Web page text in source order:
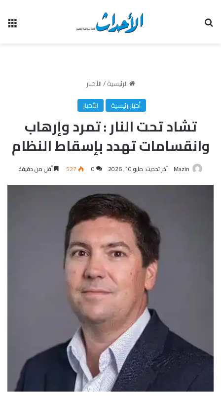
الرئيسية/الأخبار
أخبار رئيسية
الأخبار
تشاد تحت النار : تمرد وإرهاب
وانقسامات تهدد بإسقاط النظام
Mazin آخر تحديث: مايو 10, 2026 0
527 أقل من دقيقة